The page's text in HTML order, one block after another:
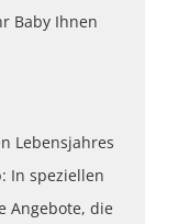
Baby Ihnen
Lebensjahres
In speziellen
Angebote, die